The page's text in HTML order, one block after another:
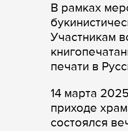
В рамках
Участникам
печати в
14 марта
приходе
состоялся